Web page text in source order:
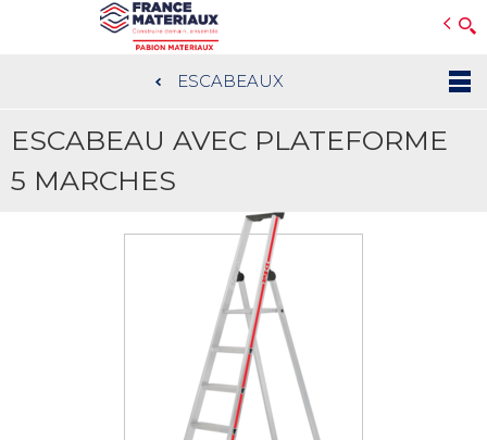
au
contenu
ESCABEAUX
ESCABEAU AVEC PLATEFORME
5 MARCHES